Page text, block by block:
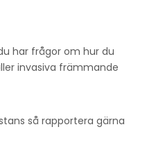
har frågor om hur du
invasiva främmande
så rapportera gärna